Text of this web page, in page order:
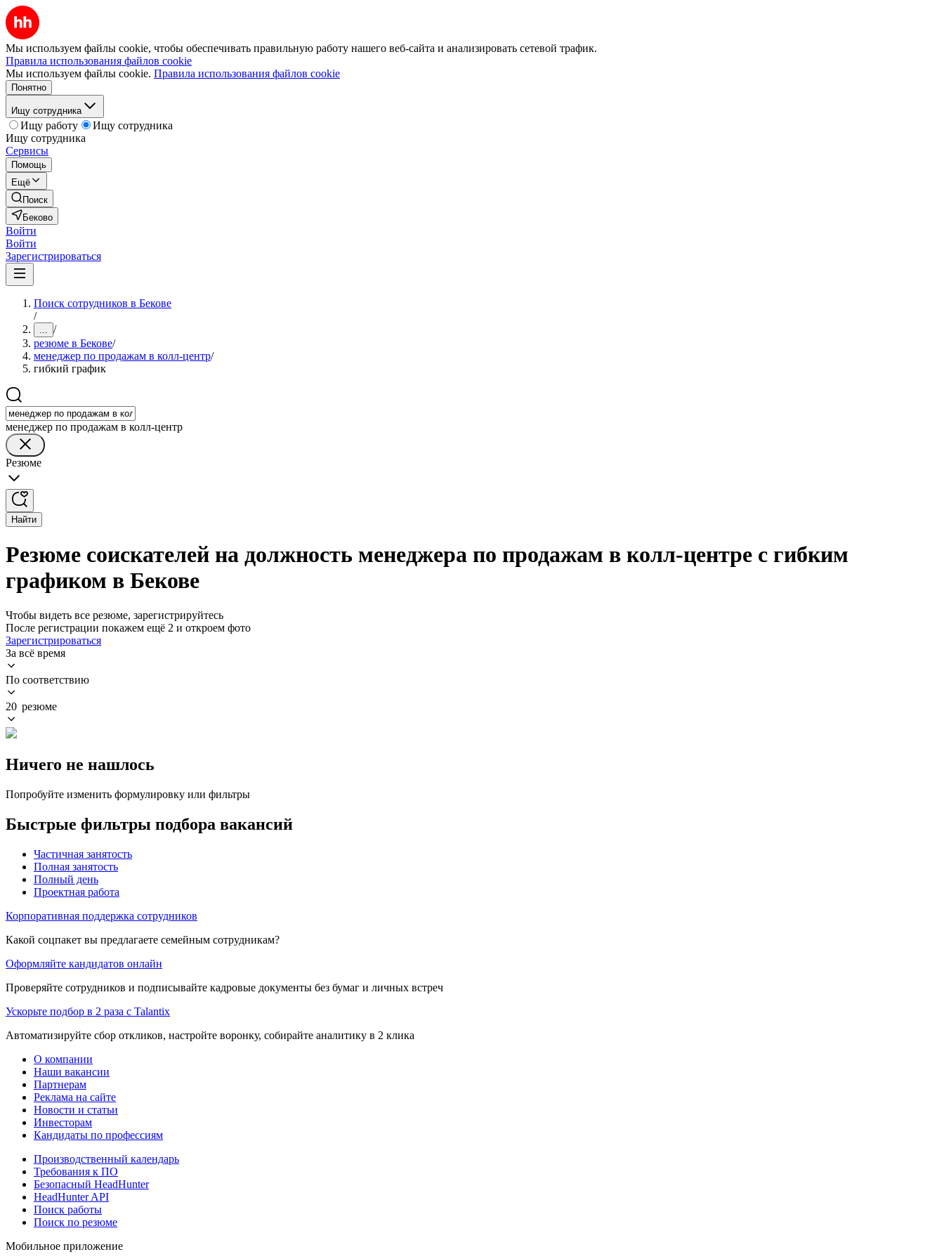
Мы используем файлы cookie, чтобы обеспечивать правильную работу нашего веб-сайта и анализировать сетевой трафик.
Правила использования файлов cookie
Мы используем файлы cookie. Правила использования файлов cookie
Понятно
Ищу сотрудника
Ищу работу
Ищу сотрудника
Ищу сотрудника
Сервисы
Помощь
Ещё
Поиск
Беково
Войти
Войти
Зарегистрироваться
Поиск сотрудников в Бекове
/
... /
резюме в Бекове/
менеджер по продажам в колл-центр/
гибкий график
менеджер по продажам в колл-центр
Резюме
Найти
Резюме соискателей на должность менеджера по продажам в колл-центре с гибким
графиком в Бекове
Чтобы видеть все резюме, зарегистрируйтесь
После регистрации покажем ещё 2 и откроем фото
Зарегистрироваться
За всё время
По соответствию
20 резюме
Ничего не нашлось
Попробуйте изменить формулировку или фильтры
Быстрые фильтры подбора вакансий
Частичная занятость
Полная занятость
Полный день
Проектная работа
Корпоративная поддержка сотрудников
Какой соцпакет вы предлагаете семейным сотрудникам?
Оформляйте кандидатов онлайн
Проверяйте сотрудников и подписывайте кадровые документы без бумаг и личных встреч
Ускорьте подбор в 2 раза с Talantix
Автоматизируйте сбор откликов, настройте воронку, собирайте аналитику в 2 клика
О компании
Наши вакансии
Партнерам
Реклама на сайте
Новости и статьи
Инвесторам
Кандидаты по профессиям
Производственный календарь
Требования к ПО
Безопасный HeadHunter
HeadHunter API
Поиск работы
Поиск по резюме
Мобильное приложение